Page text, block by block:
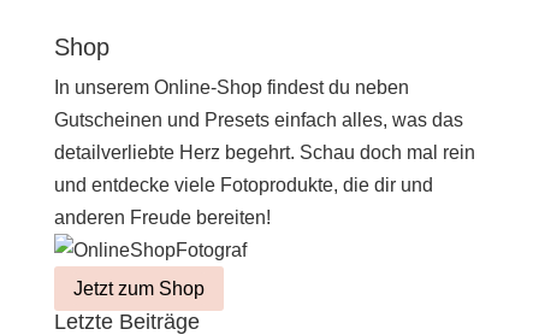
Shop
In unserem Online-Shop findest du neben
Gutscheinen und Presets einfach alles, was das
detailverliebte Herz begehrt. Schau doch mal rein
und entdecke viele Fotoprodukte, die dir und
anderen Freude bereiten!
Jetzt zum Shop
Letzte Beiträge